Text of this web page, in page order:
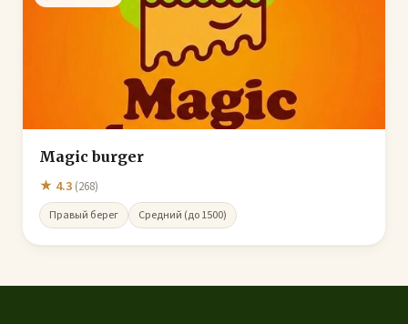
Magic burger
★ 4.3 (268)
Правый берег Средний (до 1500)